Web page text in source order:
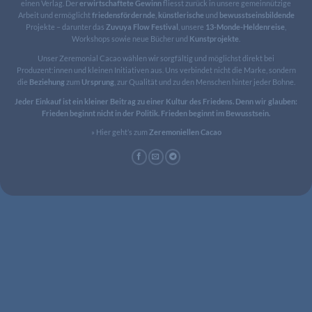
einen Verlag. Dererwirtschaftete Gewinnfliesst zurück in unsere gemeinnützige
Arbeit und ermöglichtfriedensfördernde künstlerische und bewusstseinsbildende
Projekte – darunter das Zuvuya Flow Festival , unsere 13-Monde-Heldenreise
Workshops sowie neue Bücher und Kunstprojekte
Unser Zeremonial Cacao wählen wir sorgfältig und möglichst direkt bei
Produzent:innen und kleinen Initiativen aus. Uns verbindet nicht die Marke, sondern
die Beziehungzum Ursprung, zur Qualität und zu den Menschen hinter jeder Bohne.
Jeder Einkauf ist ein kleiner Beitrag zu einer Kultur des Friedens. Denn wir glauben:
Frieden beginnt nicht in der Politik. Frieden beginnt im Bewusstsein.
» Hier geht’s zum Zeremoniellen Cacao